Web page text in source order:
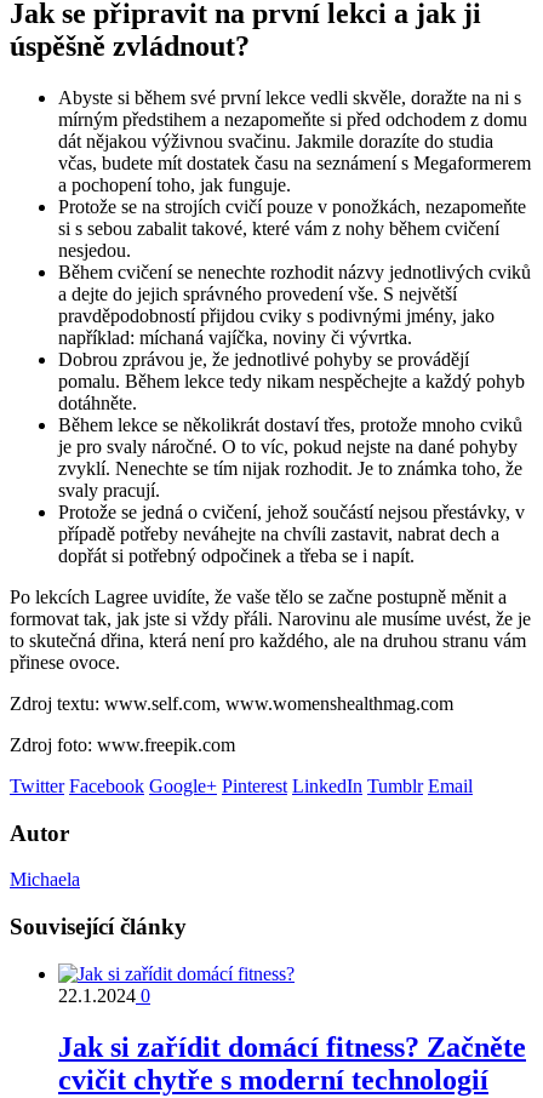
Jak se připravit na první lekci a jak ji
úspěšně zvládnout?
Abyste si během své první lekce vedli skvěle, doražte na ni s
mírným předstihem a nezapomeňte si před odchodem z domu
dát nějakou výživnou svačinu. Jakmile dorazíte do studia
včas, budete mít dostatek času na seznámení s Megaformerem
a pochopení toho, jak funguje.
Protože se na strojích cvičí pouze v ponožkách, nezapomeňte
si s sebou zabalit takové, které vám z nohy během cvičení
nesjedou.
Během cvičení se nenechte rozhodit názvy jednotlivých cviků
a dejte do jejich správného provedení vše. S největší
pravděpodobností přijdou cviky s podivnými jmény, jako
například: míchaná vajíčka, noviny či vývrtka.
Dobrou zprávou je, že jednotlivé pohyby se provádějí
pomalu. Během lekce tedy nikam nespěchejte a každý pohyb
dotáhněte.
Během lekce se několikrát dostaví třes, protože mnoho cviků
je pro svaly náročné. O to víc, pokud nejste na dané pohyby
zvyklí. Nenechte se tím nijak rozhodit. Je to známka toho, že
svaly pracují.
Protože se jedná o cvičení, jehož součástí nejsou přestávky, v
případě potřeby neváhejte na chvíli zastavit, nabrat dech a
dopřát si potřebný odpočinek a třeba se i napít.
Po lekcích Lagree uvidíte, že vaše tělo se začne postupně měnit a
formovat tak, jak jste si vždy přáli. Narovinu ale musíme uvést, že je
to skutečná dřina, která není pro každého, ale na druhou stranu vám
přinese ovoce.
Zdroj textu: www.self.com, www.womenshealthmag.com
Zdroj foto: www.freepik.com
Twitter Facebook Google+ Pinterest LinkedIn Tumblr Email
Autor
Michaela
Související články
22.1.2024 0
Jak si zařídit domácí fitness? Začněte
cvičit chytře s moderní technologií